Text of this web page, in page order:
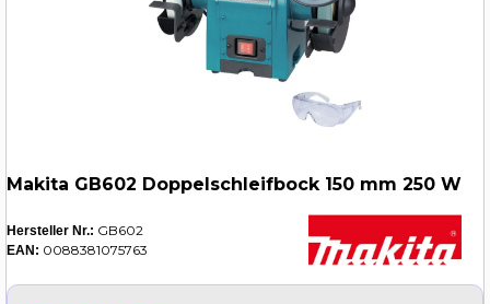
Makita GB602 Doppelschleifbock 150 mm 250 W
Hersteller Nr.: GB602
EAN: 0088381075763